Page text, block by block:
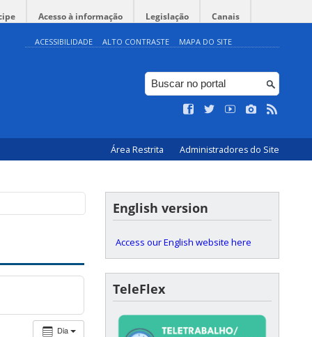
Acesso à informação Legislação Canais
ACESSIBILIDADE ALTO CONTRASTE MAPA DO SITE
Área Restrita Administradores do Site
Dia
English version
Access our English website here
TeleFlex